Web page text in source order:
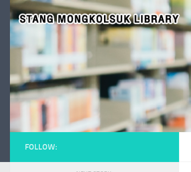
Skip to content
FOLLOW: